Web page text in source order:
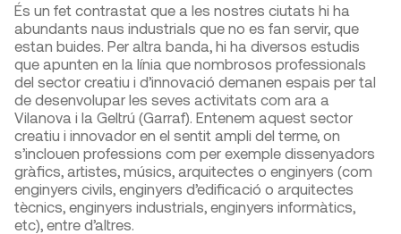
És un fet contrastat que a les nostres ciutats hi ha
abundants naus industrials que no es fan servir, que
estan buides. Per altra banda, hi ha diversos estudis
que apunten en la línia que nombrosos professionals
del sector creatiu i d’innovació demanen espais per tal
de desenvolupar les seves activitats com ara a
Vilanova i la Geltrú (Garraf). Entenem aquest sector
creatiu i innovador en el sentit ampli del terme, on
s’inclouen professions com per exemple dissenyadors
gràfics, artistes, músics, arquitectes o enginyers (com
enginyers civils, enginyers d’edificació o arquitectes
tècnics, enginyers industrials, enginyers informàtics,
etc), entre d’altres.